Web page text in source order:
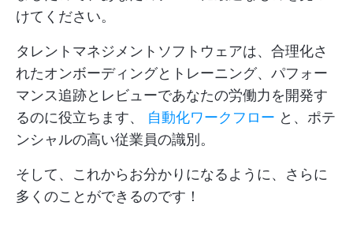
けてください。
タレントマネジメントソフトウェアは、合理化さ
れたオンボーディングとトレーニング、パフォー
マンス追跡とレビューであなたの労働力を開発す
るのに役立ちます、 自動化ワークフロー と、ポテ
ンシャルの高い従業員の識別。
そして、これからお分かりになるように、さらに
多くのことができるのです！